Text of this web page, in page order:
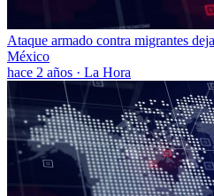
Ataque armado contra migrantes
México
hace 2 años · La Hora